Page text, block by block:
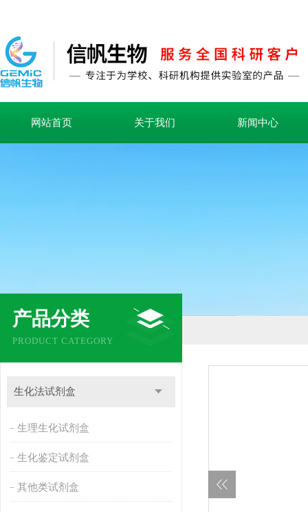
网站首页 关于我们 新闻中心
产品分类
PRODUCT CATEGORY
生化法试剂盒
生理生化试剂盒
生化鉴定试剂盒
其他类试剂盒